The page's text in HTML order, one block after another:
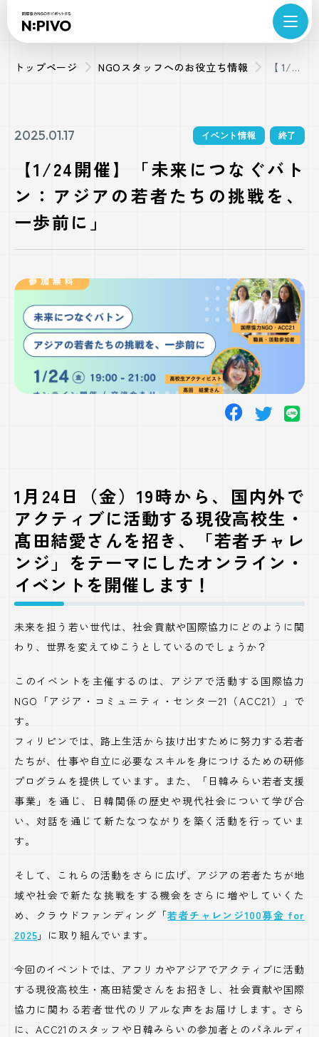
トップページ NGOスタッフへのお役立ち情報
【1/24
につな
ン：ア
ジアの
戦を、
に」
2025.01.17 イベント情報 終了
【1/24開催】「未来につなぐバト
ン：アジアの若者たちの挑戦を、
一歩前に」
1月24日（金）19時から、国内外で
アクティブに活動する現役高校生・
髙田結愛さんを招き、「若者チャレ
ンジ」をテーマにしたオンライン・
イベントを開催します！
未来を担う若い世代は、社会貢献や国際協力にどのように関
わり、世界を変えてゆこうとしているのでしょうか？
このイベントを主催するのは、アジアで活動する国際協力
NGO「アジア・コミュニティ・センター21（ACC21）」で
す。
フィリピンでは、路上生活から抜け出すために努力する若者
たちが、仕事や自立に必要なスキルを身につけるための研修
プログラムを提供しています。また、「日韓みらい若者支援
事業」を通じ、日韓関係の歴史や現代社会について学び合
い、対話を通じて新たなつながりを築く活動を行っていま
す。
そして、これらの活動をさらに広げ、アジアの若者たちが地
域や社会で新たな挑戦をする機会をさらに増やしていくた
め、クラウドファンディング「若者チャレンジ100募金 for
2025 」に取り組んでいます。
今回のイベントでは、アフリカやアジアでアクティブに活動
する現役高校生・髙田結愛さんをお招きし、社会貢献や国際
協力に関わる若者世代のリアルな声をお届けします。さら
に、ACC21のスタッフや日韓みらいの参加者とのパネルディ